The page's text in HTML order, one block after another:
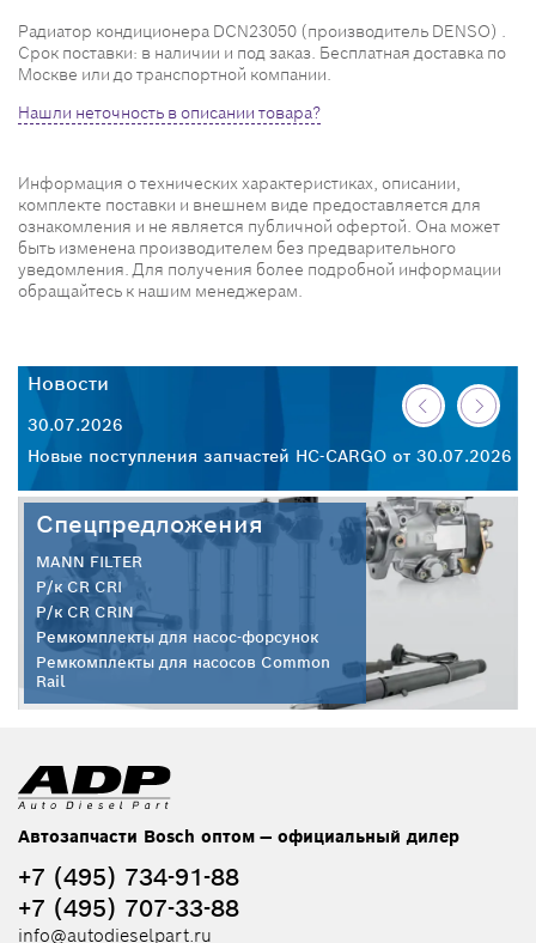
Радиатор кондиционера DCN23050 (производитель DENSO) .
Срок поставки: в наличии и под заказ. Бесплатная доставка по
Москве или до транспортной компании.
Нашли неточность в описании товара?
Информация о технических характеристиках, описании,
комплекте поставки и внешнем виде предоставляется для
ознакомления и не является публичной офертой. Она может
быть изменена производителем без предварительного
уведомления. Для получения более подробной информации
обращайтесь к нашим менеджерам.
Новости
30.07.2026
Новые поступления запчастей HC-CARGO от 30.07.2026
Спецпредложения
MANN FILTER
Р/к CR CRI
Р/к CR CRIN
Ремкомплекты для насос-форсунок
Ремкомплекты для насосов Common
Rail
Автозапчасти Bosch оптом — официальный дилер
+7 (495) 734-91-88
+7 (495) 707-33-88
info@autodieselpart.ru